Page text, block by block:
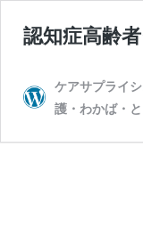
認知症高齢
ケアサプライ
護・わかば・